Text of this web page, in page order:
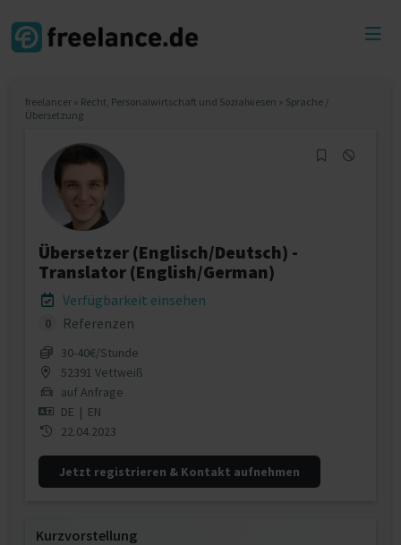
freelancer » Recht, Personalwirtschaft und Sozialwesen » Sprache /
Übersetzung
Übersetzer (Englisch/Deutsch) -
Translator (English/German)
Verfügbarkeit einsehen
0 Referenzen
30‐40€/Stunde
52391 Vettweiß
auf Anfrage
DE | EN
22.04.2023
Jetzt registrieren & Kontakt aufnehmen
Kurzvorstellung